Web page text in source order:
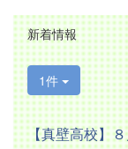
新着情報
1件